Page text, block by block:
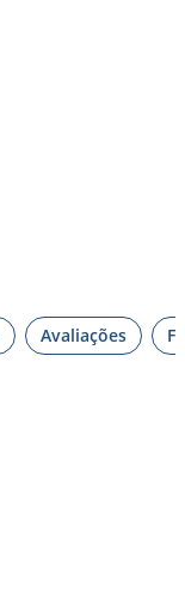
Avaliações